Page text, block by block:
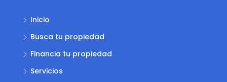
Inicio
Busca tu propiedad
Financia tu propiedad
Servicios